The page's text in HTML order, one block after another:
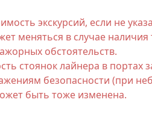
экскурсий, если не
меняться в случае
обстоятельств.
стоянок лайнера в
безопасности (при
быть тоже изменена.